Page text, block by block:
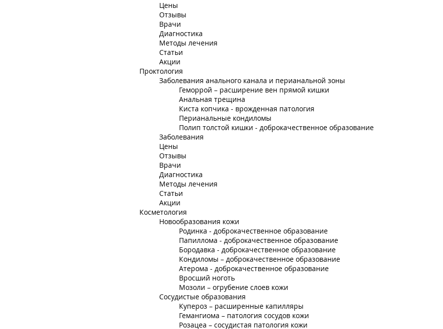
Цены
Отзывы
Врачи
Диагностика
Методы лечения
Статьи
Акции
Проктология
Заболевания анального канала и перианальной зоны
Геморрой – расширение вен прямой кишки
Анальная трещина
Киста копчика - врожденная патология
Перианальные кондиломы
Полип толстой кишки - доброкачественное образование
Заболевания
Цены
Отзывы
Врачи
Диагностика
Методы лечения
Статьи
Акции
Косметология
Новообразования кожи
Родинка - доброкачественное образование
Папиллома - доброкачественное образование
Бородавка - доброкачественное образование
Кондиломы – доброкачественное образование
Атерома - доброкачественное образование
Вросший ноготь
Мозоли – огрубение слоев кожи
Сосудистые образования
Купероз – расширенные капилляры
Гемангиома – патология сосудов кожи
Розацеа – сосудистая патология кожи